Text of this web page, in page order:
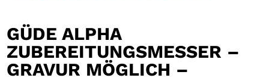
GÜDE ALPHA
ZUBEREITUNGSMESSER –
GRAVUR MÖGLICH –